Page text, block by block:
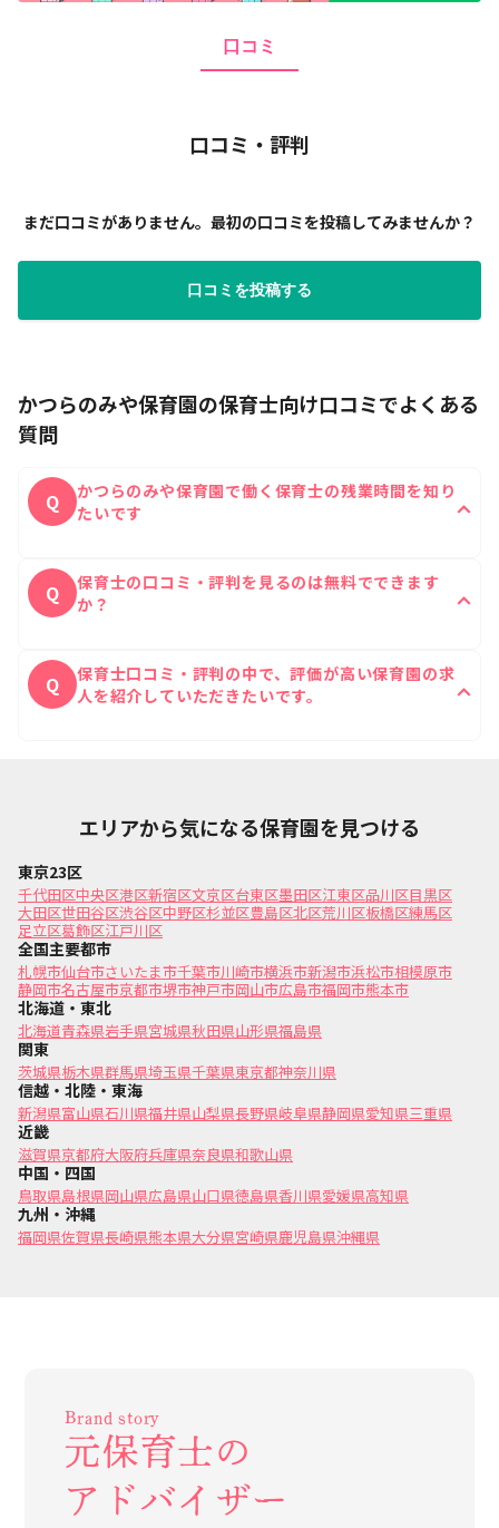
口コミ
口コミ・評判
まだ口コミがありません。最初の口コミを投稿してみませんか？
口コミを投稿する
かつらのみや保育園の保育士向け口コミでよくある
質問
Q
かつらのみや保育園で働く保育士の残業時間を知り
たいです
A
の残業時間は1日あたり0時間です。
Q
保育士の口コミ・評判を見るのは無料でできます
か？
A
Q
保育士口コミ・評判の中で、評価が高い保育園の求
人を紹介していただきたいです。
エリアから気になる保育園を見つける
東京23区
千代田区中央区港区新宿区文京区台東区墨田区江東区品川区目黒区
大田区世田谷区渋谷区中野区杉並区豊島区北区荒川区板橋区練馬区
足立区葛飾区江戸川区
全国主要都市
札幌市仙台市さいたま市千葉市川崎市横浜市新潟市浜松市相模原市
静岡市名古屋市京都市堺市神戸市岡山市広島市福岡市熊本市
北海道・東北
北海道青森県岩手県宮城県秋田県山形県福島県
関東
茨城県栃木県群馬県埼玉県千葉県東京都神奈川県
信越・北陸・東海
新潟県富山県石川県福井県山梨県長野県岐阜県静岡県愛知県三重県
近畿
滋賀県京都府大阪府兵庫県奈良県和歌山県
中国・四国
鳥取県島根県岡山県広島県山口県徳島県香川県愛媛県高知県
九州・沖縄
福岡県佐賀県長崎県熊本県大分県宮崎県鹿児島県沖縄県
Brand story
元保育士の
アドバイザー